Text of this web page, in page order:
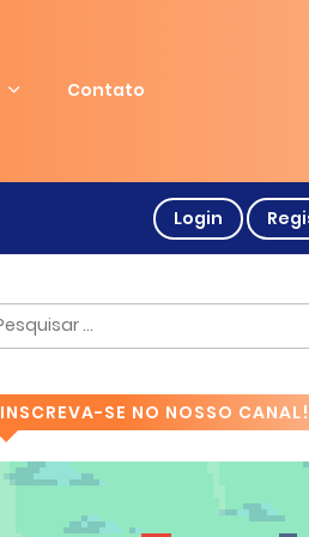
Contato
Login
INSCREVA-SE NO NOSSO CANAL!